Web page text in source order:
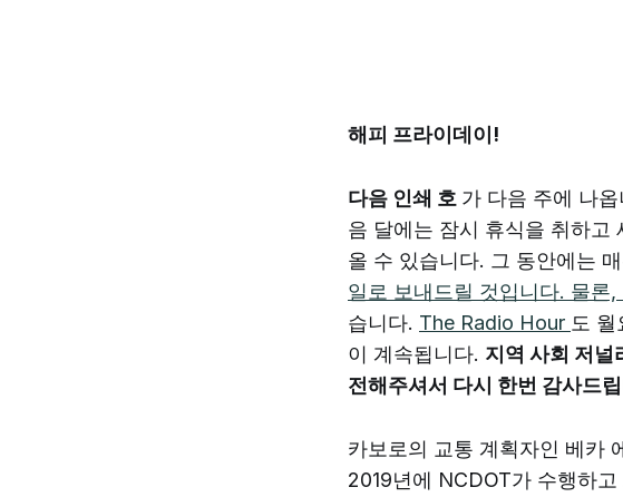
해피 프라이데이!
다음 인쇄 호 가 다음 주에 나
음 달에는 잠시 휴식을 취하고
올 수 있습니다. 그 동안에는
일로 보내드릴 것입니다. 물론,
습니다. The Radio Hour 도
이 계속됩니다. 지역 사회 저널
전해주셔서 다시 한번 감사드
카보로의 교통 계획자인 베카
2019년에 NCDOT가 수행하